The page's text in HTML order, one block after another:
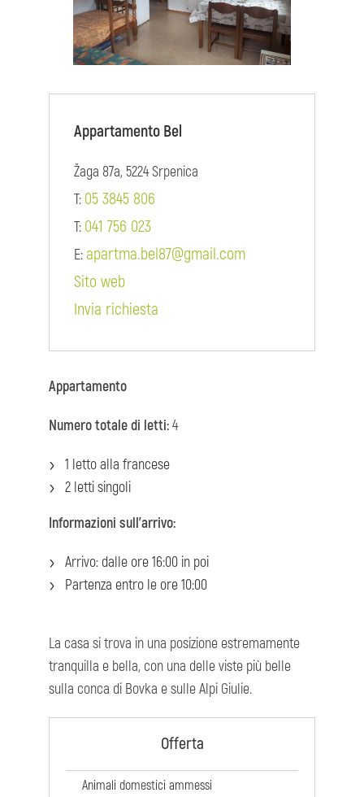
Appartamento Bel
Žaga 87a, 5224 Srpenica
T: 05 3845 806
T: 041 756 023
E:apartma.bel87@gmail.com
Sito web
Invia richiesta
Appartamento
Numero totale di letti:4
1 letto alla francese
2 letti singoli
Informazioni sull'arrivo:
Arrivo: dalle ore 16:00 in poi
Partenza entro le ore 10:00
La casa si trova in una posizione estremamente
tranquilla e bella, con una delle viste più belle
sulla conca di Bovka e sulle Alpi Giulie.
Offerta
Animali domestici ammessi